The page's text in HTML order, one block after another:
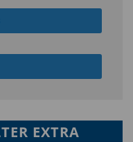
EXTRA